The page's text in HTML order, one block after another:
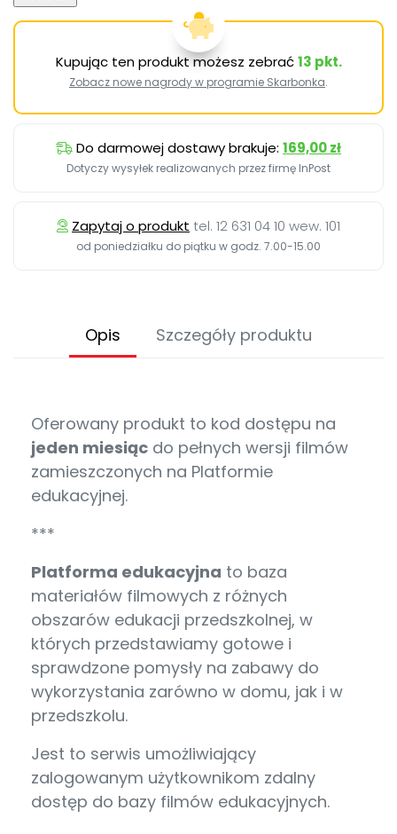
Kupując ten produkt możesz zebrać13 pkt.
Zobacz nowe nagrody w programie Skarbonka.
Do darmowej dostawy brakuje: 169,00 zł
Dotyczy wysyłek realizowanych przez firmę InPost
Zapytaj o produkt tel. 12 631 04 10 wew. 101
od poniedziałku do piątku w godz. 7.00-15.00
Opis Szczegóły produktu
Oferowany produkt to kod dostępu na
jeden miesiąc do pełnych wersji filmów
zamieszczonych na Platformie
edukacyjnej.
***
Platforma edukacyjna to baza
materiałów filmowych z różnych
obszarów edukacji przedszkolnej, w
których przedstawiamy gotowe i
sprawdzone pomysły na zabawy do
wykorzystania zarówno w domu, jak i w
przedszkolu.
Jest to serwis umożliwiający
zalogowanym użytkownikom zdalny
dostęp do bazy filmów edukacyjnych.